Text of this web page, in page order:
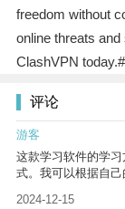
freedom without
online threats
ClashVPN
评论
游客
这款学习软件的学
式。我可以根据自己
2024-12-15